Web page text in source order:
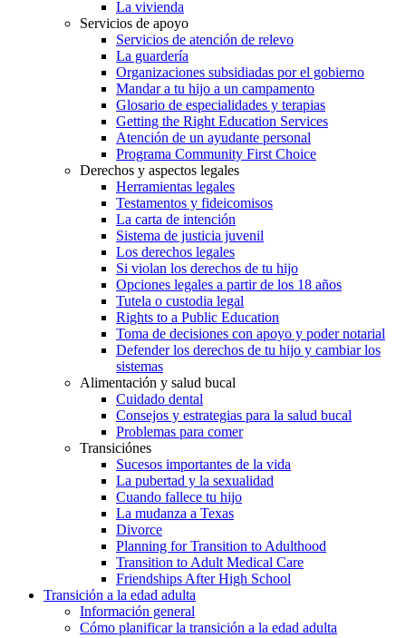
La vivienda
Servicios de apoyo
Servicios de atención de relevo
La guardería
Organizaciones subsidiadas por el gobierno
Mandar a tu hijo a un campamento
Glosario de especialidades y terapias
Getting the Right Education Services
Atención de un ayudante personal
Programa Community First Choice
Derechos y aspectos legales
Herramientas legales
Testamentos y fideicomisos
La carta de intención
Sistema de justicia juvenil
Los derechos legales
Si violan los derechos de tu hijo
Opciones legales a partir de los 18 años
Tutela o custodia legal
Rights to a Public Education
Toma de decisiones con apoyo y poder notarial
Defender los derechos de tu hijo y cambiar los
sistemas
Alimentación y salud bucal
Cuidado dental
Consejos y estrategias para la salud bucal
Problemas para comer
Transiciónes
Sucesos importantes de la vida
La pubertad y la sexualidad
Cuando fallece tu hijo
La mudanza a Texas
Divorce
Planning for Transition to Adulthood
Transition to Adult Medical Care
Friendships After High School
Transición a la edad adulta
Información general
Cómo planificar la transición a la edad adulta